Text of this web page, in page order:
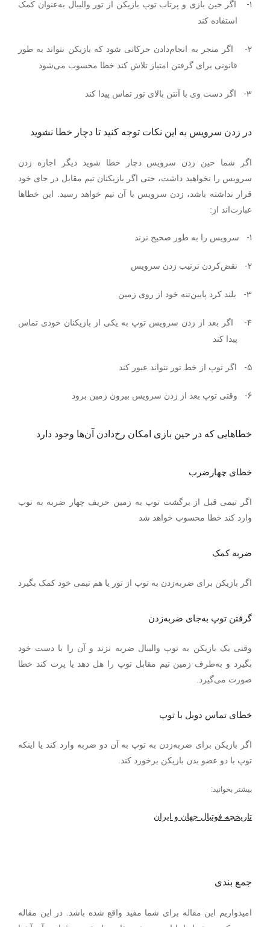
1-
اگر حین بازی و پرتاب توپ بازیکن از تور والیبال به‌عنوان کمک
استفاده کند
2-
اگر منجر به انجام‌دادن حرکاتی شود که بازیکن نتواند به طور
قانونی برای گرفتن امتیاز تلاش کند خطا محسوب می‌شود
3- اگر دست وی با آنتن بالای تور تماس پیدا کند
در زدن سرویس به این نکات توجه کنید تا دچار خطا نشوید
اگر شما حین زدن سرویس دچار خطا شوید دیگر اجازه زدن
سرویس را نخواهید داشت، حتی اگر بازیکنان تیم مقابل در جای خود
قرار نداشته باشد، زدن سرویس با آن تیم خواهد رسید. این خطاها
عبارت‌اند از:
1- سرویس را به طور صحیح نزند
2- نقض‌کردن ترتیب زدن سرویس
3- بلند کرد پایین‌تنه خود از روی زمین
4-
اگر بعد از زدن سرویس توپ به یکی از بازیکنان خودی تماس
پیدا کند
5- اگر توپ از خط تور نتواند عبور کند
6- وقتی توپ بعد از زدن سرویس بیرون زمین برود
خطاهایی که در حین بازی امکان رخ‌دادن آن‌ها وجود دارد
خطای چهارضرب
اگر تیمی قبل از برگشت توپ به زمین حریف چهار ضربه به توپ
وارد کند خطا محسوب خواهد شد
ضربه کمک
اگر بازیکن برای ضربه‌زدن به توپ از تور یا هم تیمی خود کمک بگیرد
گرفتن توپ به‌جای ضربه‌زدن
وقتی یک بازیکن به توپ والیبال ضربه نزند و آن را با دست خود
بگیرد و به‌طرف زمین تیم مقابل توپ را هل دهد یا پرت کند خطا
صورت می‌گیرد.
خطای تماس دوبل با توپ
اگر بازیکن برای ضربه‌زدن به توپ به آن دو ضربه وارد کند یا اینکه
توپ با دو عضو بدن بازیکن برخورد کند.
بیشتر بخوانید:
تاریخچه فوتبال جهان و ایران
جمع بندی
امیدواریم این مقاله برای شما مفید واقع شده باشد. در این مقاله